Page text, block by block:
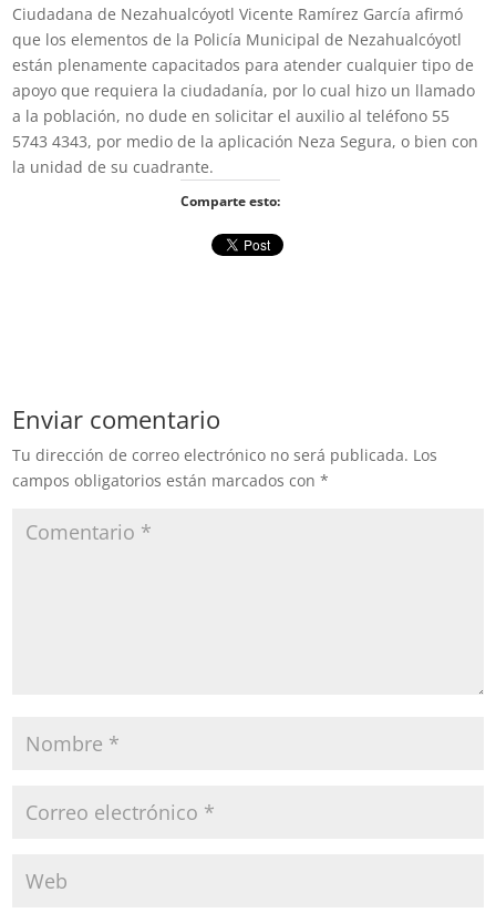
Ciudadana de Nezahualcóyotl Vicente Ramírez García afirmó
que los elementos de la Policía Municipal de Nezahualcóyotl
están plenamente capacitados para atender cualquier tipo de
apoyo que requiera la ciudadanía, por lo cual hizo un llamado
a la población, no dude en solicitar el auxilio al teléfono 55
5743 4343, por medio de la aplicación Neza Segura, o bien con
la unidad de su cuadrante.
Comparte esto:
Enviar comentario
Tu dirección de correo electrónico no será publicada. Los
campos obligatorios están marcados con*